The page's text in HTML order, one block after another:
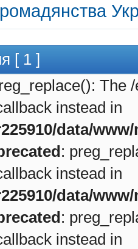
[ 1 ]
The
instead in
data/
:
instead in
data/
:
instead in